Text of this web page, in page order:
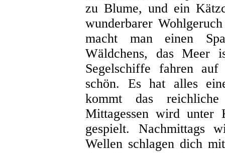
zu Blume, und ein
wunderbarer
macht man einen
Wäldchens, das Meer
Segelschiffe fahren
schön. Es hat alles
kommt das
Mittagessen wird unter
gespielt. Nachmittags
Wellen schlagen dich